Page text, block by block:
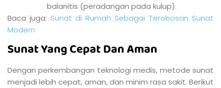
balanitis (peradangan pada kulup).
Baca juga: Sunat di Rumah Sebagai Terobosan Sunat
Modern
Sunat Yang Cepat Dan Aman
Dengan perkembangan teknologi medis, metode sunat
menjadi lebih cepat, aman, dan minim rasa sakit. Berikut